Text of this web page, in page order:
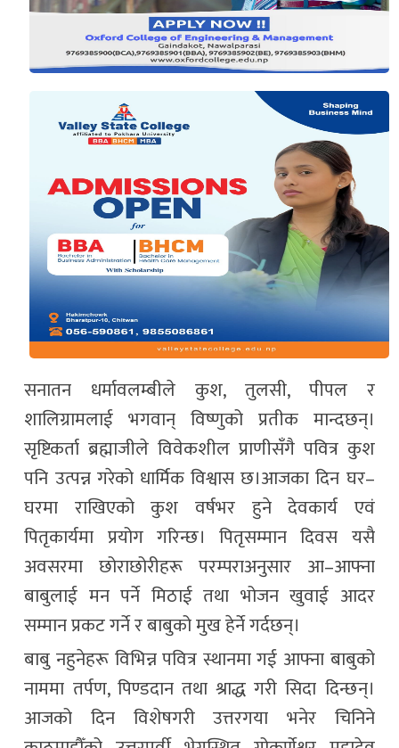
सनातन धर्मावलम्बीले कुश, तुलसी, पीपल र
शालिग्रामलाई भगवान् विष्णुको प्रतीक मान्दछन्।
सृष्टिकर्ता ब्रह्माजीले विवेकशील प्राणीसँगै पवित्र कुश
पनि उत्पन्न गरेको धार्मिक विश्वास छ।आजका दिन घर–
घरमा राखिएको कुश वर्षभर हुने देवकार्य एवं
पितृकार्यमा प्रयोग गरिन्छ। पितृसम्मान दिवस यसै
अवसरमा छोराछोरीहरू परम्पराअनुसार आ–आफ्ना
बाबुलाई मन पर्ने मिठाई तथा भोजन खुवाई आदर
सम्मान प्रकट गर्ने र बाबुको मुख हेर्ने गर्दछन्।
बाबु नहुनेहरू विभिन्न पवित्र स्थानमा गई आफ्ना बाबुको
नाममा तर्पण, पिण्डदान तथा श्राद्ध गरी सिदा दिन्छन्।
आजको दिन विशेषगरी उत्तरगया भनेर चिनिने